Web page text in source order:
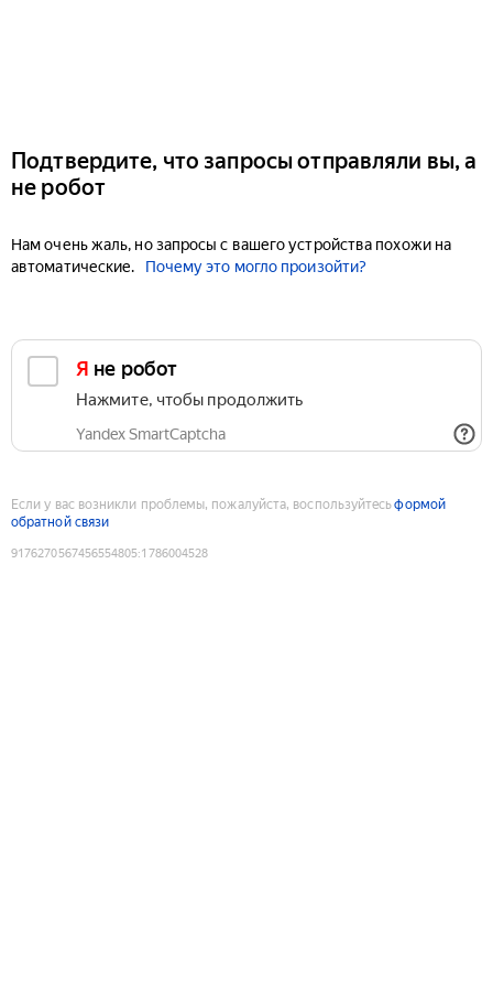
Подтвердите, что запросы отправляли вы, а
не робот
Нам очень жаль, но запросы с вашего устройства похожи на
автоматические.
Почему это могло произойти?
Я не робот
Нажмите, чтобы продолжить
Yandex SmartCaptcha
Если у вас возникли проблемы, пожалуйста, воспользуйтесьформой
обратной связи
9176270567456554805:1786004528